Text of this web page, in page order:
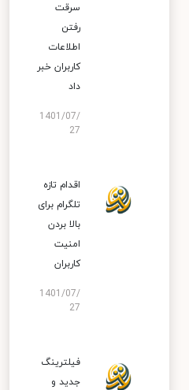
سرقت
رفتن
اطلاعات
کاربران خبر
داد
1401/07/
27
اقدام تازه
تلگرام برای
بالا بردن
امنیت
کاربران
1401/07/
27
فیلترینگ
جدید و